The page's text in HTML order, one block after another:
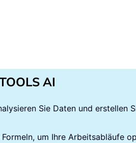
AI
Sie Daten und erstellen
um Ihre Arbeitsabläufe